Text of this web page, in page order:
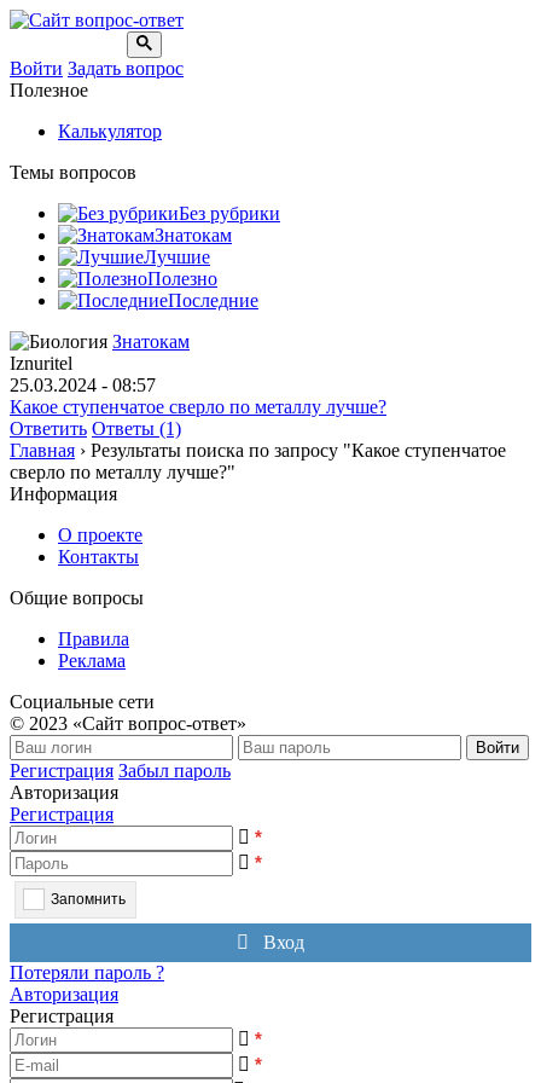
Войти Задать вопрос
Полезное
Калькулятор
Темы вопросов
Без рубрики
Знатокам
Лучшие
Полезно
Последние
Знатокам
Iznuritel
25.03.2024 - 08:57
Какое ступенчатое сверло по металлу лучше?
Ответить Ответы (1)
Главная › Результаты поиска по запросу "Какое ступенчатое
сверло по металлу лучше?"
Информация
О проекте
Контакты
Общие вопросы
Правила
Реклама
Социальные сети
© 2023 «Сайт вопрос-ответ»
Войти
Регистрация Забыл пароль
Авторизация
Регистрация
*
*
Запомнить
Вход
Потеряли пароль ?
Авторизация
Регистрация
*
*